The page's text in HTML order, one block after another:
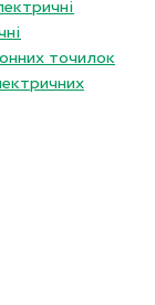
точилок